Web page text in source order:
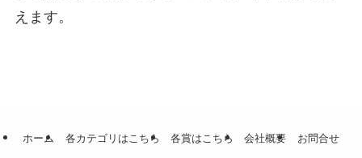
えます。
ホーム 各カテゴリはこちら 各賞はこちら 会社概要 お問合せ